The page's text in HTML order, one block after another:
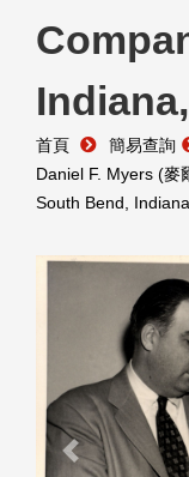
藏品清單全覽
資料調閱申請
管理者登入
首頁
簡易查詢
Daniel F. Myers (麥
South Bend,
Previous